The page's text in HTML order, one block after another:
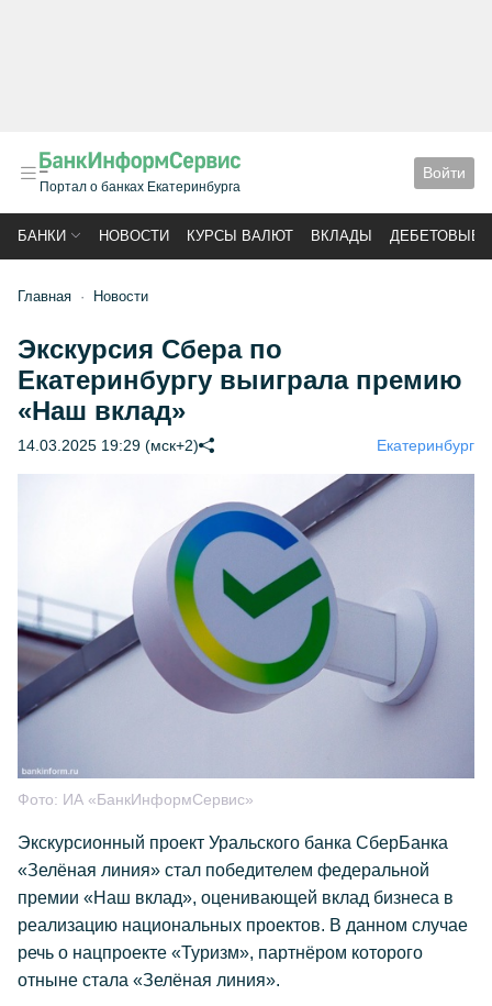
Портал о банках Екатеринбурга
Войти
БАНКИ НОВОСТИ КУРСЫ ВАЛЮТ ВКЛАДЫ ДЕБЕТОВЫЕ
Главная Новости
Экскурсия Сбера по
Екатеринбургу выиграла премию
«Наш вклад»
14.03.2025 19:29 (мск+2) Екатеринбург
Фото: ИА «БанкИнформСервис»
Экскурсионный проект Уральского банка СберБанка
«Зелёная линия» стал победителем федеральной
премии «Наш вклад», оценивающей вклад бизнеса в
реализацию национальных проектов. В данном случае
речь о нацпроекте «Туризм», партнёром которого
отныне стала «Зелёная линия».